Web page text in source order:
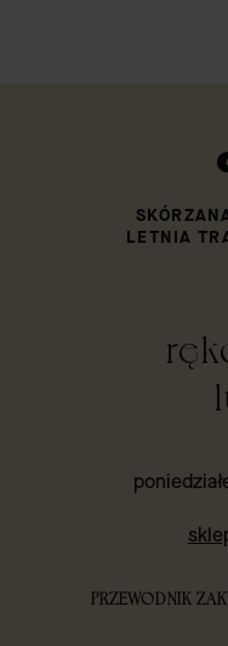
LETNIA
Linki w stopce
PRZEWODNIK